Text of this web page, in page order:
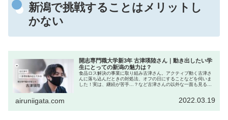
新潟で挑戦することはメリットし
かない
開志専門職大学新3年 古津瑛陸さん｜動き出したい学
生にとっての新潟の魅力は？
食品ロス解決の事業に取り組み古津さん。アクティブ動く古津さ
んに落ち込んだときの対処法、オフの日にすることなどを伺いま
した！実は、継続が苦手...？など古津さんの以外な一面も見るこ
airuniigata.com 2022.03.19